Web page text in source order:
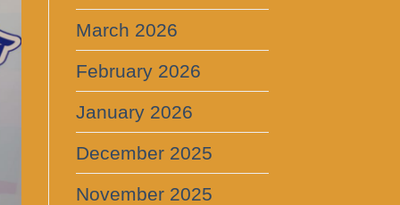
March 2026
February 2026
January 2026
December 2025
November 2025